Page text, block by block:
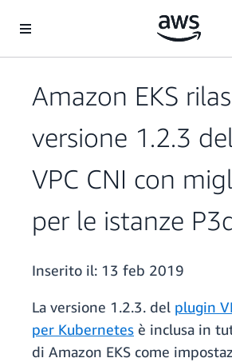
Amazon EKS
versione 1.2.3
VPC CNI con
per le istanze
Inserito il: 13 feb 2019
La versione 1.2.3. del plugin
per Kubernetes è inclusa in
di Amazon EKS come